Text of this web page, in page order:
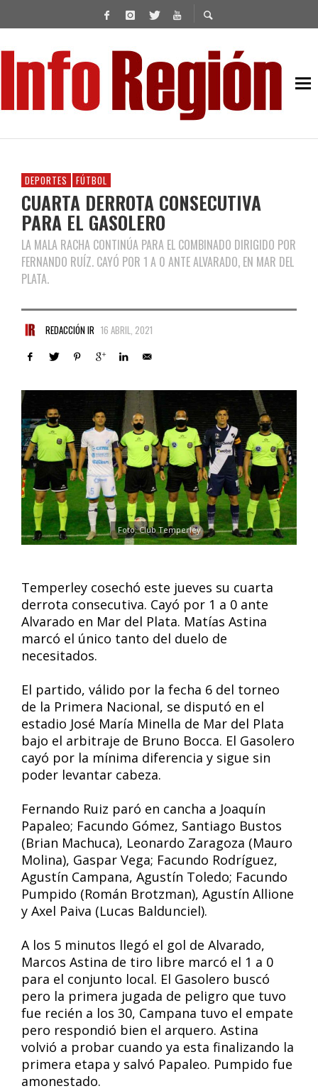
DEPORTES FÚTBOL
CUARTA DERROTA CONSECUTIVA
PARA EL GASOLERO
LA MALA RACHA CONTINÚA PARA EL COMBINADO DIRIGIDO POR
FERNANDO RUÍZ. CAYÓ POR 1 A 0 ANTE ALVARADO, EN MAR DEL
PLATA.
REDACCIÓN IR 16 ABRIL, 2021
Foto: Club Temperley
Temperley cosechó este jueves su cuarta
derrota consecutiva. Cayó por 1 a 0 ante
Alvarado en Mar del Plata. Matías Astina
marcó el único tanto del duelo de
necesitados.
El partido, válido por la fecha 6 del torneo
de la Primera Nacional, se disputó en el
estadio José María Minella de Mar del Plata
bajo el arbitraje de Bruno Bocca. El Gasolero
cayó por la mínima diferencia y sigue sin
poder levantar cabeza.
Fernando Ruiz paró en cancha a Joaquín
Papaleo; Facundo Gómez, Santiago Bustos
(Brian Machuca), Leonardo Zaragoza (Mauro
Molina), Gaspar Vega; Facundo Rodríguez,
Agustín Campana, Agustín Toledo; Facundo
Pumpido (Román Brotzman), Agustín Allione
y Axel Paiva (Lucas Baldunciel).
A los 5 minutos llegó el gol de Alvarado,
Marcos Astina de tiro libre marcó el 1 a 0
para el conjunto local. El Gasolero buscó
pero la primera jugada de peligro que tuvo
fue recién a los 30, Campana tuvo el empate
pero respondió bien el arquero. Astina
volvió a probar cuando ya esta finalizando la
primera etapa y salvó Papaleo. Pumpido fue
amonestado.